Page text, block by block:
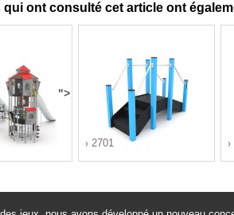
qui ont consulté cet article ont
">
2701